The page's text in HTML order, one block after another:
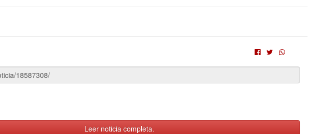
Leer noticia completa.